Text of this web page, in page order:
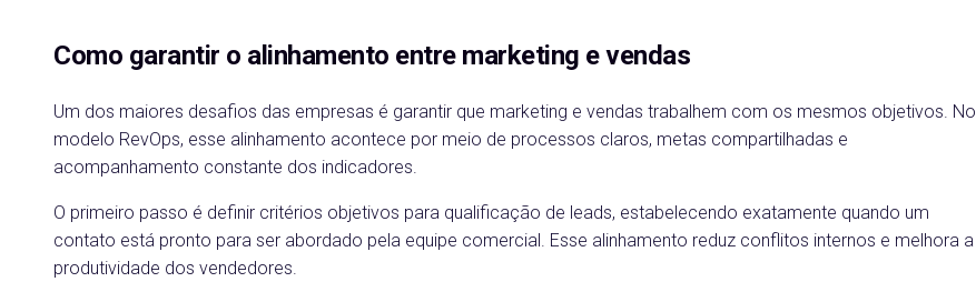
Como garantir o alinhamento entre marketing e vendas
Um dos maiores desafios das empresas é garantir que marketing e vendas trabalhem com os mesmos objetivos. No
modelo RevOps, esse alinhamento acontece por meio de processos claros, metas compartilhadas e
acompanhamento constante dos indicadores.
O primeiro passo é definir critérios objetivos para qualificação de leads, estabelecendo exatamente quando um
contato está pronto para ser abordado pela equipe comercial. Esse alinhamento reduz conflitos internos e melhora a
produtividade dos vendedores.